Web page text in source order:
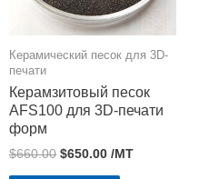
Керамический песок для 3D-
печати
Керамзитовый песок
AFS100 для 3D-печати
форм
$660.00 $650.00 /MT